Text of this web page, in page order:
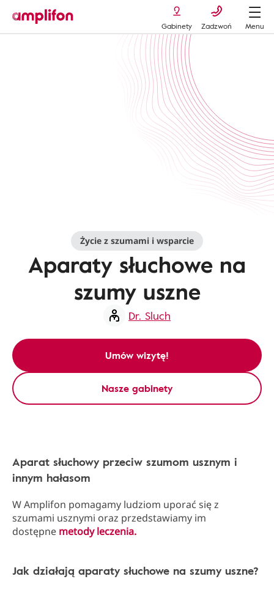
Gabinety Zadzwoń
Menu
Hearing aids for tinnitus
Życie z szumami i wsparcie
Aparaty słuchowe na
szumy uszne
Dr. Sluch
Umów wizytę!
Nasze gabinety
Aparat słuchowy przeciw szumom usznym i
innym hałasom
W Amplifon pomagamy ludziom uporać się z
szumami usznymi oraz przedstawiamy im
dostępne metody leczenia.
Jak działają aparaty słuchowe na szumy uszne?